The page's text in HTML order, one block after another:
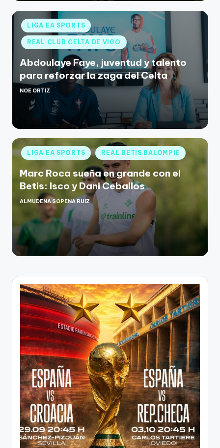
LIGA EA SPORTS
REAL CLUB CELTA DE VIGO
Abdoulaye Faye, juventud y talento
para reforzar la zaga del Celta
NOE ORTIZ
LIGA EA SPORTS REAL BETIS BALOMPIE
Marc Roca sueña en grande con el
Betis: Isco y Dani Ceballos
ALMUDENA SOPENA RUIZ